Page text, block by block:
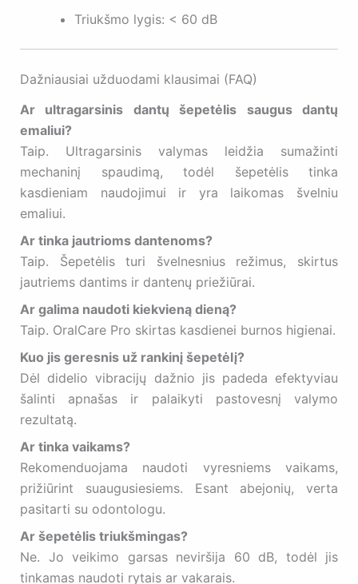
Triukšmo lygis: < 60 dB
Dažniausiai užduodami klausimai (FAQ)
Ar ultragarsinis dantų šepetėlis saugus dantų
emaliui?
Taip. Ultragarsinis valymas leidžia sumažinti
mechaninį spaudimą, todėl šepetėlis tinka
kasdieniam naudojimui ir yra laikomas švelniu
emaliui.
Ar tinka jautrioms dantenoms?
Taip. Šepetėlis turi švelnesnius režimus, skirtus
jautriems dantims ir dantenų priežiūrai.
Ar galima naudoti kiekvieną dieną?
Taip. OralCare Pro skirtas kasdienei burnos higienai.
Kuo jis geresnis už rankinį šepetėlį?
Dėl didelio vibracijų dažnio jis padeda efektyviau
šalinti apnašas ir palaikyti pastovesnį valymo
rezultatą.
Ar tinka vaikams?
Rekomenduojama naudoti vyresniems vaikams,
prižiūrint suaugusiesiems. Esant abejonių, verta
pasitarti su odontologu.
Ar šepetėlis triukšmingas?
Ne. Jo veikimo garsas neviršija 60 dB, todėl jis
tinkamas naudoti rytais ar vakarais.